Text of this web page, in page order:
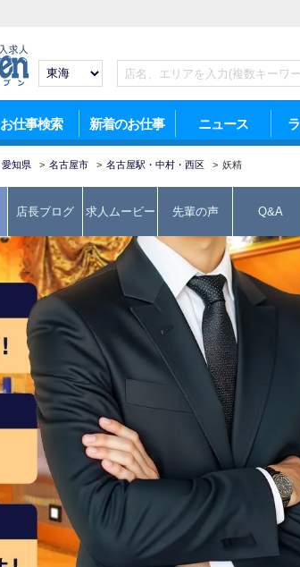
お仕事検索 新着のお仕事 ニュース
愛知県 > 名古屋市 > 名古屋駅・中村・西区 > 妖精
店長ブログ 求人ムービー 先輩の声 Q&A